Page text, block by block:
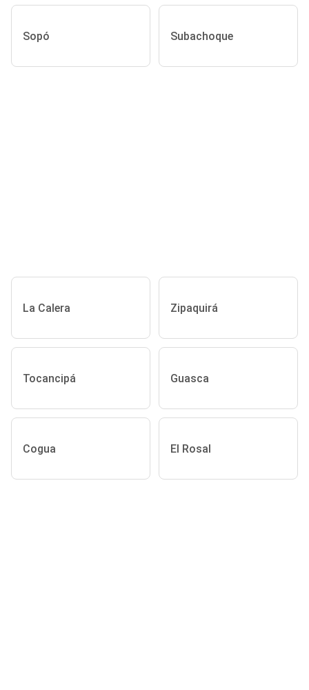
Sopó Subachoque
La Calera Zipaquirá
Tocancipá Guasca
Cogua El Rosal